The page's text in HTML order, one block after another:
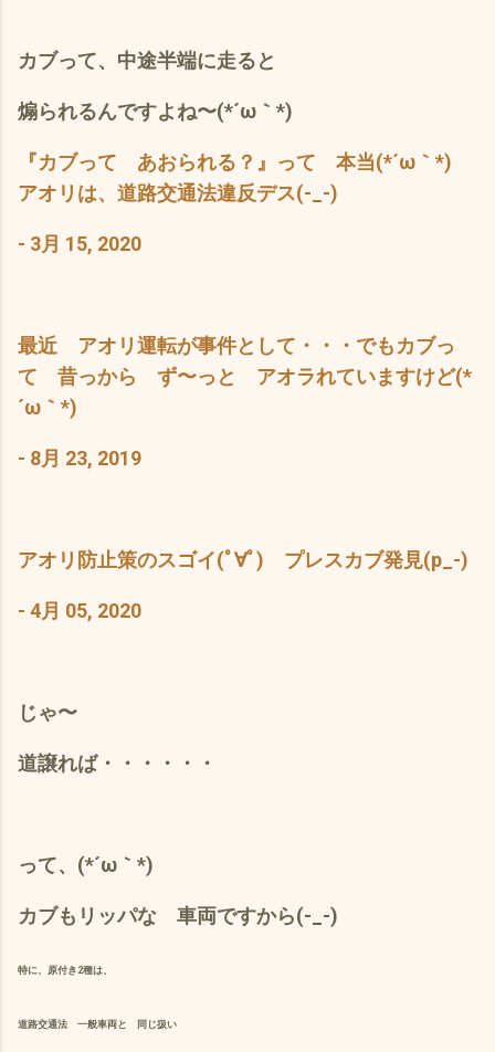
カブって、中途半端に走ると
煽られるんですよね〜(*´ω｀*)
『カブって あおられる？』って 本当(*´ω｀*)
アオリは、道路交通法違反デス(-_-)
- 3月 15, 2020
最近 アオリ運転が事件として・・・でもカブっ
て 昔っから ず〜っと アオラれていますけど(*
´ω｀*)
- 8月 23, 2019
アオリ防止策のスゴイ(ﾟ∀ﾟ) プレスカブ発見(p_-)
- 4月 05, 2020
じゃ〜
道譲れば・・・・・・
って、(*´ω｀*)
カブもリッパな 車両ですから(-_-)
特に、原付き2種は、
道路交通法 一般車両と 同じ扱い